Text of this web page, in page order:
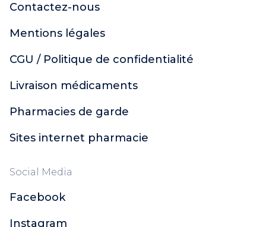
Contactez-nous
Mentions légales
CGU / Politique de confidentialité
Livraison médicaments
Pharmacies de garde
Sites internet pharmacie
Social Media
Facebook
Instagram